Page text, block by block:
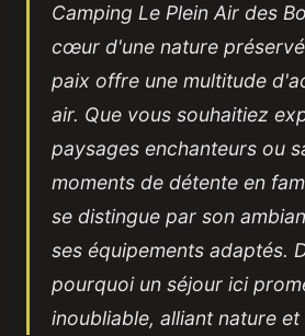
Camping Le Plein Air des
cœur d'une nature
paix offre une multitude
air. Que vous souhaitiez
paysages enchanteurs ou
moments de détente en
se distingue par son
ses équipements adaptés.
pourquoi un séjour ici
inoubliable, alliant nature